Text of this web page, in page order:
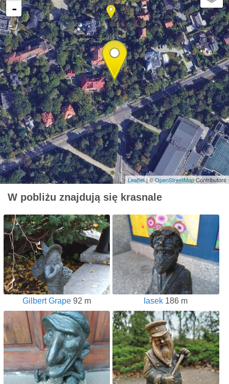
-
Leaflet| ©OpenStreetMapContributors
W pobliżu znajdują się krasnale
Gilbert Grape 92 m Iasek 186 m